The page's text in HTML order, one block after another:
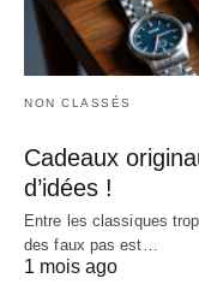
NON CLASSÉS
Cadeaux
d’idées !
Entre les classiques
des faux pas est…
1 mois ago